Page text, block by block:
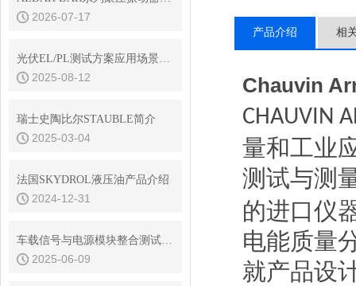
2026-07-17
光伏EL/PL测试方案应用场景以及测试效果
2025-08-12
瑞士史陶比尔STAUBLE简介
2025-03-04
法国SKYDROL液压油产品介绍
2024-12-31
车载信号与电源模块整合测试系统
2025-06-09
产品介绍 相
Chauvin
CHAUVIN
量和工业
测试与测
的进口仪
电能质量
就产品设